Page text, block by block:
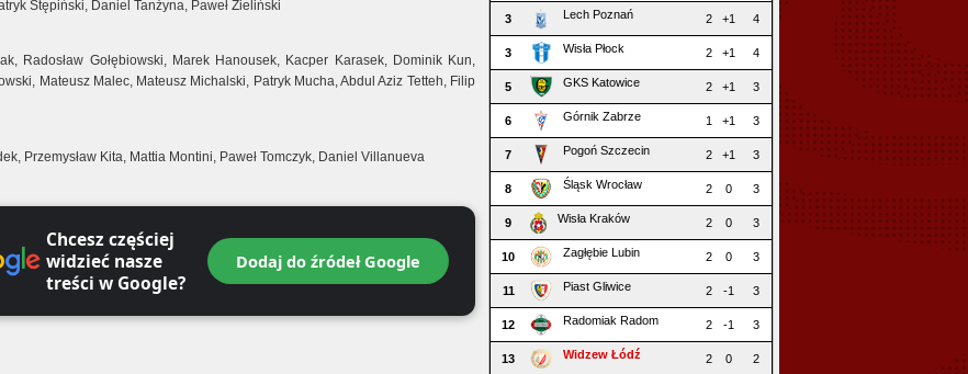
Stępiński, Daniel Tanżyna, Paweł Zieliński
Radosław Gołębiowski, Marek Hanousek, Kacper Karasek, Dominik Kun,
Mateusz Malec, Mateusz Michalski, Patryk Mucha, Abdul Aziz Tetteh, Filip
Przemysław Kita, Mattia Montini, Paweł Tomczyk, Daniel Villanueva
Chcesz częściej
widzieć nasze
treści w Google?
Dodaj do źródeł Google
3 Lech Poznań 2 +1 4
3 Wisła Płock 2 +1 4
5 GKS Katowice 2 +1 3
6 Górnik Zabrze 1 +1 3
7 Pogoń Szczecin 2 +1 3
8 Śląsk Wrocław 2 0 3
9 Wisła Kraków 2 0 3
10 Zagłębie Lubin 2 0 3
11 Piast Gliwice 2 -1 3
12 Radomiak Radom 2 -1 3
13 Widzew Łódź 2 0 2